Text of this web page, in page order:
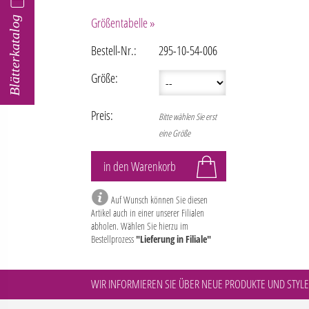
Blätterkatalog
Größentabelle »
Bestell-Nr.:
295-10-54-006
Größe:
Preis:
Bitte wählen Sie erst
eine Größe
Auf Wunsch können Sie diesen
Artikel auch in einer unserer Filialen
abholen. Wählen Sie hierzu im
Bestellprozess"Lieferung in Filiale"
WIR INFORMIEREN SIE ÜBER NEUE PRODUKTE UND